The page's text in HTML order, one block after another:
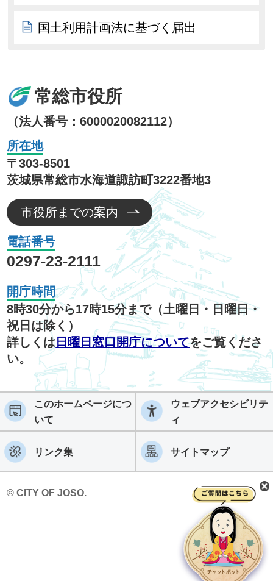
国土利用計画法に基づく届出
常総市役所
（法人番号：6000020082112）
所在地
〒303-8501
茨城県常総市水海道諏訪町3222番地3
市役所までの案内
電話番号
0297-23-2111
開庁時間
8時30分から17時15分まで（土曜日・日曜日・
祝日は除く）
詳しくは 日曜日窓口開庁についてをご覧くださ
い。
このホームページにつ
いて
ウェブアクセシビリテ
ィ
リンク集 サイトマップ
© CITY OF JOSO.